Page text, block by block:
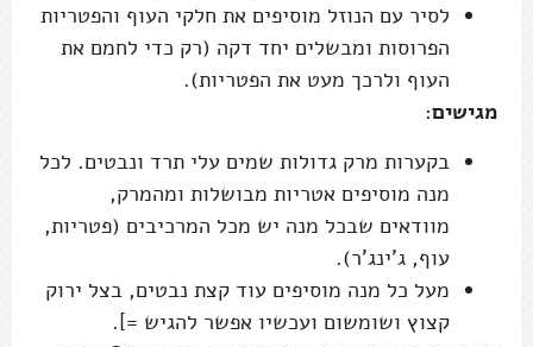
לסיר עם הנוזל מוסיפים את חלקי העוף והפטריות
הפרוסות ומבשלים יחד דקה (רק כדי לחמם את
העוף ולרכך מעט את הפטריות).
מגישים:
בקערות מרק גדולות שמים עלי תרד ונבטים. לכל
מנה מוסיפים אטריות מבושלות ומהמרק,
מוודאים שבכל מנה יש מכל המרכיבים (פטריות,
עוף, ג'ינג'ר).
מעל כל מנה מוסיפים עוד קצת נבטים, בצל ירוק
קצוץ ושומשום ועכשיו אפשר להגיש =].